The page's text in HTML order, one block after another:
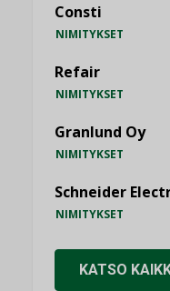
Consti
NIMITYKSET
Refair
NIMITYKSET
Granlund Oy
NIMITYKSET
Schneider
NIMITYKSET
KATSO